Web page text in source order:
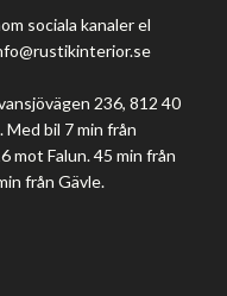
sociala kanaler el
236, 812 40
Med bil 7 min från
mot Falun. 45 min från
från Gävle.